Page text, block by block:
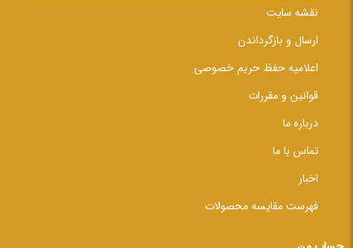
نقشه سایت
ارسال و بازگرداندن
اعلامیه حفظ حریم خصوصی
قوانین و مقررات
درباره ما
تماس با ما
اخبار
فهرست مقایسه محصولات